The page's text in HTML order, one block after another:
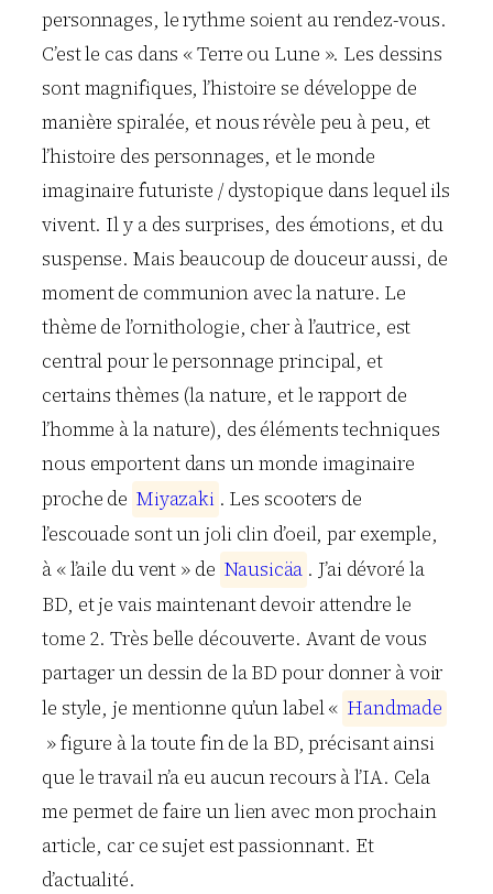
personnages, le rythme soient au rendez-vous.
C’est le cas dans « Terre ou Lune ». Les dessins
sont magnifiques, l’histoire se développe de
manière spiralée, et nous révèle peu à peu, et
l’histoire des personnages, et le monde
imaginaire futuriste / dystopique dans lequel ils
vivent. Il y a des surprises, des émotions, et du
suspense. Mais beaucoup de douceur aussi, de
moment de communion avec la nature. Le
thème de l’ornithologie, cher à l’autrice, est
central pour le personnage principal, et
certains thèmes (la nature, et le rapport de
l’homme à la nature), des éléments techniques
nous emportent dans un monde imaginaire
proche de Miyazaki . Les scooters de
l’escouade sont un joli clin d’oeil, par exemple,
à « l’aile du vent » de Nausicäa . J’ai dévoré la
BD, et je vais maintenant devoir attendre le
tome 2. Très belle découverte. Avant de vous
partager un dessin de la BD pour donner à voir
le style, je mentionne qu’un label « Handmade
» figure à la toute fin de la BD, précisant ainsi
que le travail n’a eu aucun recours à l’IA. Cela
me permet de faire un lien avec mon prochain
article, car ce sujet est passionnant. Et
d’actualité.